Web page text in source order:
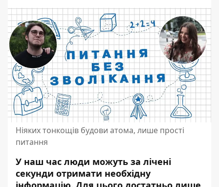
Ніяких тонкощів будови атома, лише прості
питання
У наш час люди можуть за лічені
секунди отримати необхідну